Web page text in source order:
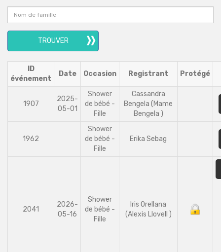
famille
ID
événement
Date Occasion Registrant Protégé
1907
2025-
05-01
Shower
de bébé -
Fille
Cassandra
Bengela (Mame
Bengela )
1962
Shower
de bébé -
Fille
Erika Sebag
2041
2026-
05-16
Shower
de bébé -
Fille
Iris Orellana
(Alexis Llovell )